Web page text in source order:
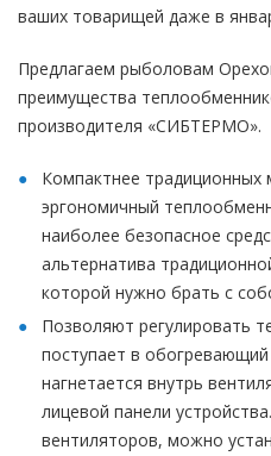
ваших товарищей даже в
Предлагаем рыболовам
преимущества
производителя «СИБТЕРМО».
Компактнее традиционных
эргономичный
наиболее безопасное
альтернатива
которой нужно брать с
Позволяют регулировать
поступает в обогревающий
нагнетается внутрь
лицевой панели
вентиляторов, можно